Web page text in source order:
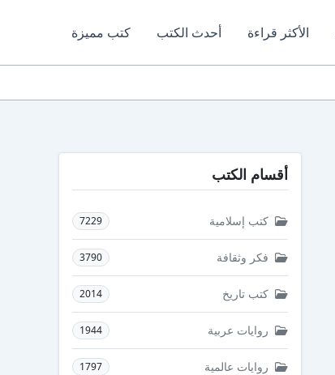
الأكثر قراءة أحدث الكتب كتب مميزة
أقسام الكتب
كتب إسلامية 7229
فكر وثقافة 3790
كتب تاريخ 2014
روايات عربية 1944
روايات عالمية 1797